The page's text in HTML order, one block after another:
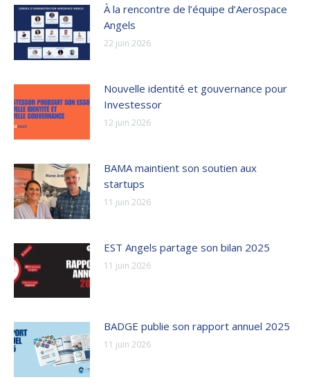
À la rencontre de l’équipe d’Aerospace
Angels
22 juin 2026
Nouvelle identité et gouvernance pour
Investessor
12 juin 2026
BAMA maintient son soutien aux
startups
11 juin 2026
EST Angels partage son bilan 2025
11 juin 2026
BADGE publie son rapport annuel 2025
11 juin 2026